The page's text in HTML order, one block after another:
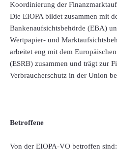
Koordinierung der
Die EIOPA bildet zusammen mit
Bankenaufsichtsbehörde (EBA)
Wertpapier- und
arbeitet eng mit dem
(ESRB) zusammen und trägt zur
Verbraucherschutz in der Union
Betroffene
Von der EIOPA-VO betroffen sind: